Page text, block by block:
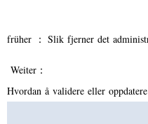
früher ： Slik fjerner det
Weiter：
Hvordan å validere eller